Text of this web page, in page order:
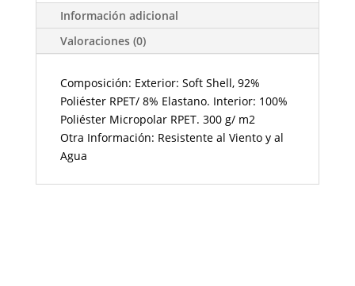
Información adicional
Valoraciones (0)
Composición: Exterior: Soft Shell, 92%
Poliéster RPET/ 8% Elastano. Interior: 100%
Poliéster Micropolar RPET. 300 g/ m2
Otra Información: Resistente al Viento y al
Agua